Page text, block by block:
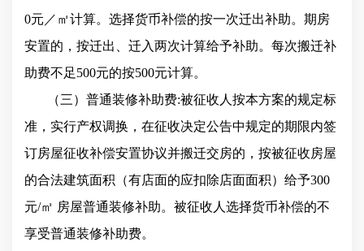
0元／㎡计算。选择货币补偿的按一次迁出补助。期房
安置的，按迁出、迁入两次计算给予补助。每次搬迁补
助费不足500元的按500元计算。
（三）普通装修补助费:被征收人按本方案的规定标
准，实行产权调换，在征收决定公告中规定的期限内签
订房屋征收补偿安置协议并搬迁交房的，按被征收房屋
的合法建筑面积（有店面的应扣除店面面积）给予300
元/㎡ 房屋普通装修补助。被征收人选择货币补偿的不
享受普通装修补助费。